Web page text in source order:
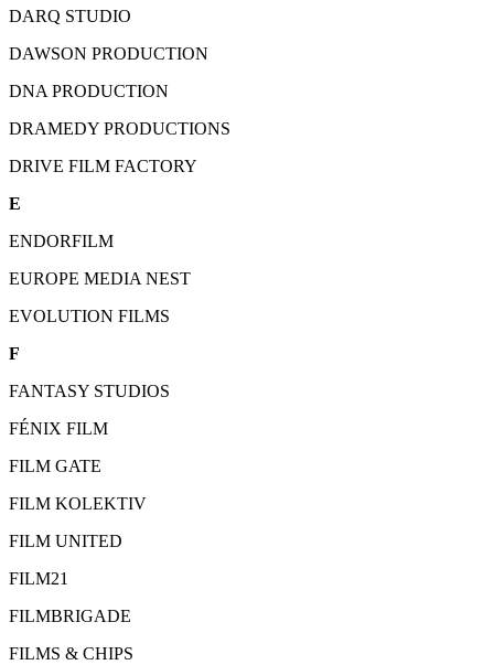
DARQ STUDIO
DAWSON PRODUCTION
DNA PRODUCTION
DRAMEDY PRODUCTIONS
DRIVE FILM FACTORY
E
ENDORFILM
EUROPE MEDIA NEST
EVOLUTION FILMS
F
FANTASY STUDIOS
FÉNIX FILM
FILM GATE
FILM KOLEKTIV
FILM UNITED
FILM21
FILMBRIGADE
FILMS & CHIPS